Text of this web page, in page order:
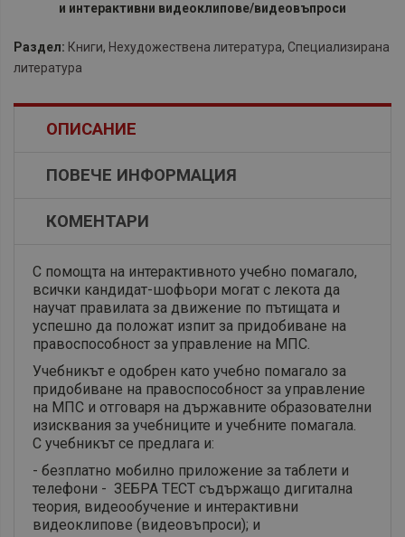
и интерактивни видеоклипове/видеовъпроси
Раздел: Книги, Нехудожествена литература, Специализирана
литература
ОПИСАНИЕ
ПОВЕЧЕ ИНФОРМАЦИЯ
КОМЕНТАРИ
С помощта на интерактивното учебно помагало,
всички кандидат-шофьори могат с лекота да
научат правилата за движение по пътищата и
успешно да положат изпит за придобиване на
правоспособност за управление на МПС.
Учебникът е одобрен като учебно помагало за
придобиване на правоспособност за управление
на МПС и отговаря на държавните образователни
изисквания за учебниците и учебните помагала.
С учебникът се предлага и:
- безплатно мобилно приложение за таблети и
телефони - ЗЕБРА ТЕСТ съдържащо дигитална
теория, видеообучение и интерактивни
видеоклипове (видеовъпроси); и